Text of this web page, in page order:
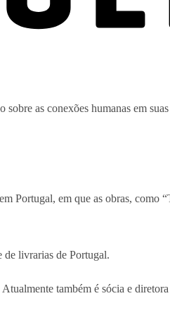
sobre as conexões humanas em
Portugal, em que as obras, como
livrarias de Portugal.
também é sócia e